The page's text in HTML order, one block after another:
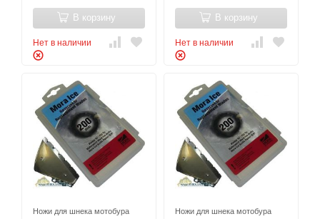
В корзину
Нет в наличии
В корзину
Нет в наличии
Ножи для шнека мотобура
Ножи для шнека мотобура